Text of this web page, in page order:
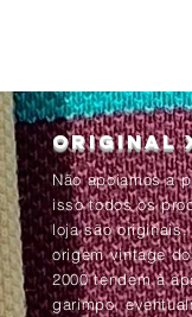
Original
Não apoiamos a
isso todos os
loja são
origem vintage
2000 tendem à
garimpo,